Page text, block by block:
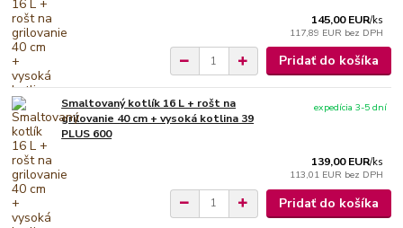
145,00 EUR/ks
117,89 EUR bez DPH
Pridať do košíka
Smaltovaný kotlík 16 L + rošt na
grilovanie 40 cm + vysoká kotlina 39
PLUS 600
139,00 EUR/ks
113,01 EUR bez DPH
expedícia 3-5 dní
Pridať do košíka